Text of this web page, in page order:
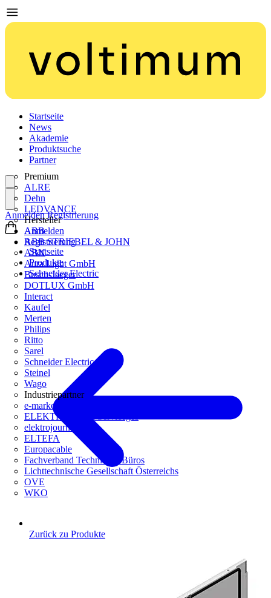
Startseite
News
Akademie
Produktsuche
Partner
Premium
ALRE
Dehn
LEDVANCE
Hersteller
ABB
ABB STRIEBEL & JOHN
ABN
Aura Light GmbH
Busch-Jaeger
DOTLUX GmbH
Interact
Kaufel
Merten
Philips
Ritto
Sarel
Schneider Electric
Steinel
Wago
Industriepartner
e-marke
ELEKTRO Daten Serviceges
elektrojournal
ELTEFA
Europacable
Fachverband Technische Büros
Lichttechnische Gesellschaft Österreichs
OVE
WKO
Anmelden
Registrierung
Anmelden Registrierung
Startseite
Produkte
Schneider Electric
Zurück zu Produkte